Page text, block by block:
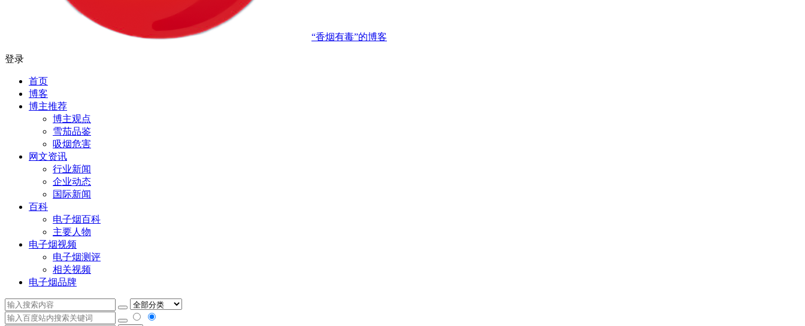
“香烟有毒”的博客
登录
首页
博客
博主推荐
博主观点
雪茄品鉴
吸烟危害
网文资讯
行业新闻
企业动态
国际新闻
百科
电子烟百科
主要人物
电子烟视频
电子烟测评
相关视频
电子烟品牌